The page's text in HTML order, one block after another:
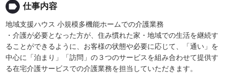
label 仕事内容
地域支援ハウス 小規模多機能ホームでの介護業務
・介護が必要となった方が、住み慣れた家・地域での生活を継続す
ることができるように、お客様の状態や必要に応じて、「通い」を
中心に「泊まり」「訪問」の３つのサービスを組み合わせて提供す
る在宅介護サービスでの介護業務を担当していただきます。